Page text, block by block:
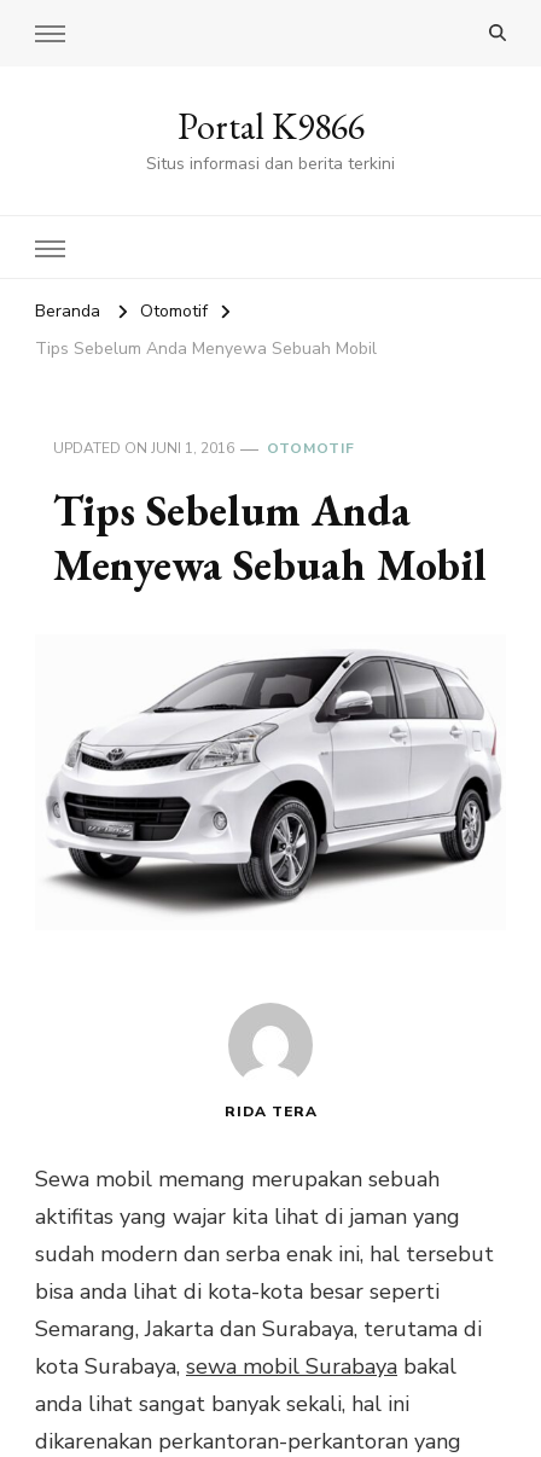
Portal K9866
Situs informasi dan berita terkini
Beranda
Otomotif
Tips Sebelum Anda Menyewa Sebuah Mobil
UPDATED ON JUNI 1, 2016 OTOMOTIF
Tips Sebelum Anda
Menyewa Sebuah Mobil
RIDA TERA
Sewa mobil memang merupakan sebuah
aktifitas yang wajar kita lihat di jaman yang
sudah modern dan serba enak ini, hal tersebut
bisa anda lihat di kota-kota besar seperti
Semarang, Jakarta dan Surabaya, terutama di
kota Surabaya, sewa mobil Surabaya bakal
anda lihat sangat banyak sekali, hal ini
dikarenakan perkantoran-perkantoran yang